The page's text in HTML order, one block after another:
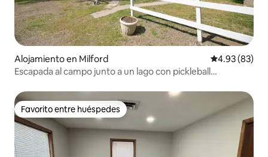
Alojamiento en Milford Calificación
4.93 (83)
Escapada al campo junto a un lago con pickleball
Favorito entre huéspedes
Favorito entre huéspedes